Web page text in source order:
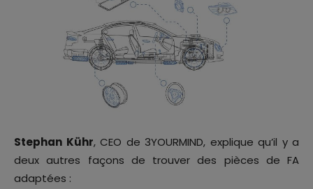
Stephan Kühr, CEO de 3YOURMIND, explique qu’il y a
deux autres façons de trouver des pièces de FA
adaptées :